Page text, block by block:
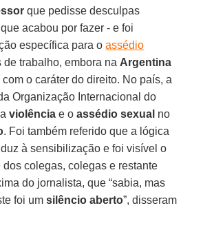
que pedisse desculpas
acabou por fazer - e foi
específica para o assédio
de trabalho, embora na Argentina
o caráter do direito. No país, a
Organização Internacional do
aviolência e oassédio sexual no
. Foi também referido que a lógica
à sensibilização e foi visível o
colegas, colegas e restante
do jornalista, que “sabia, mas
foi umsilêncio aberto”, disseram